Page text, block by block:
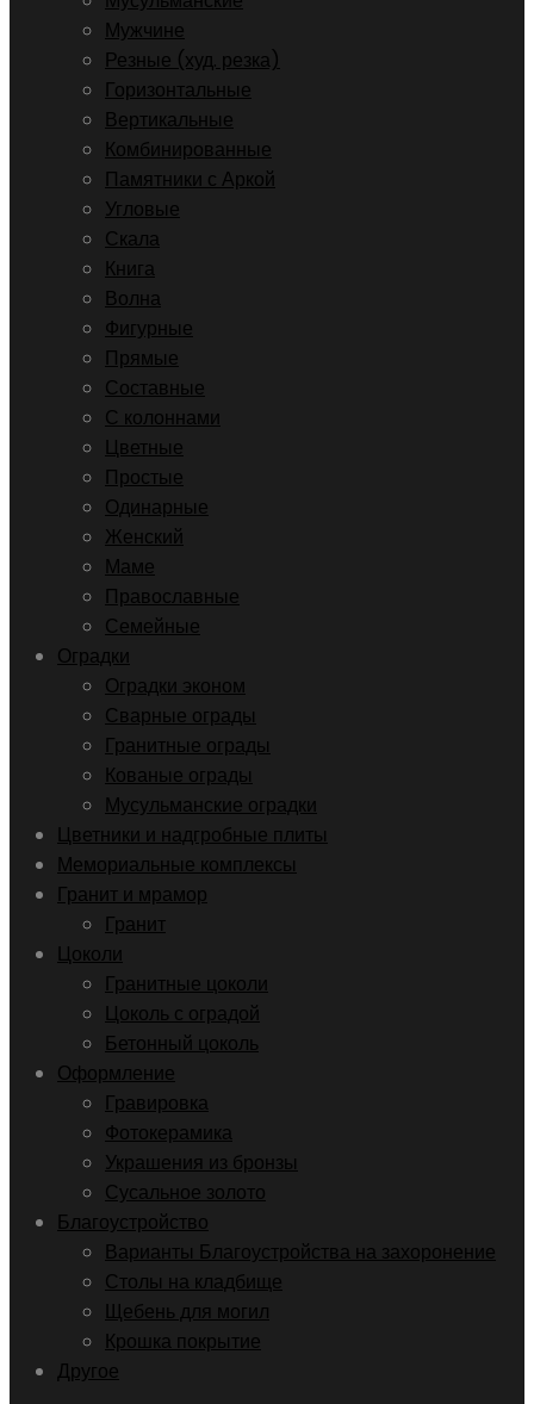
Мужчине
Резные (худ. резка)
Горизонтальные
Вертикальные
Комбинированные
Памятники с Аркой
Угловые
Скала
Книга
Волна
Фигурные
Прямые
Составные
С колоннами
Цветные
Простые
Одинарные
Женский
Маме
Православные
Семейные
Оградки
Оградки эконом
Сварные ограды
Гранитные ограды
Кованые ограды
Мусульманские оградки
Цветники и надгробные плиты
Мемориальные комплексы
Гранит и мрамор
Гранит
Цоколи
Гранитные цоколи
Цоколь с оградой
Бетонный цоколь
Оформление
Гравировка
Фотокерамика
Украшения из бронзы
Сусальное золото
Благоустройство
Варианты Благоустройства на захоронение
Столы на кладбище
Щебень для могил
Крошка покрытие
Другое